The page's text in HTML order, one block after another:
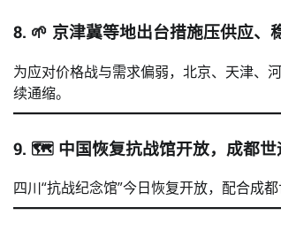
8. 🌱 京津冀等地出台措施压供应、
为应对价格战与需求偏弱，北京、天津、
续通缩。
9. 🗺️ 中国恢复抗战馆开放，成都
四川“抗战纪念馆”今日恢复开放，配合成